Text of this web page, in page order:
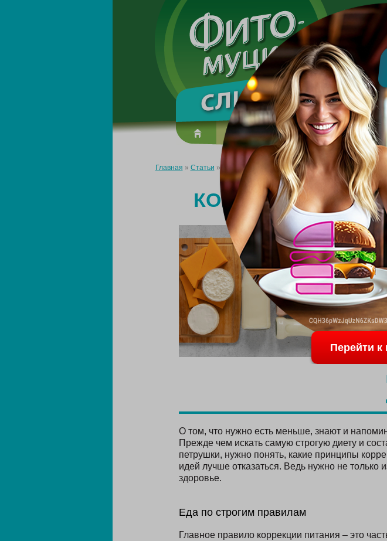
Made in the UK
О препарате Усиль эффект
Главная » Статьи »Коррекция питания для похудения
КОРРЕКЦИЯ
О том, что нужно есть меньше, знают и
Прежде чем искать самую строгую диету и
петрушки, нужно понять, какие принципы
идей лучше отказаться. Ведь нужно не только
здоровье.
Еда по строгим правилам
Главное правило коррекции питания – это
Перейти